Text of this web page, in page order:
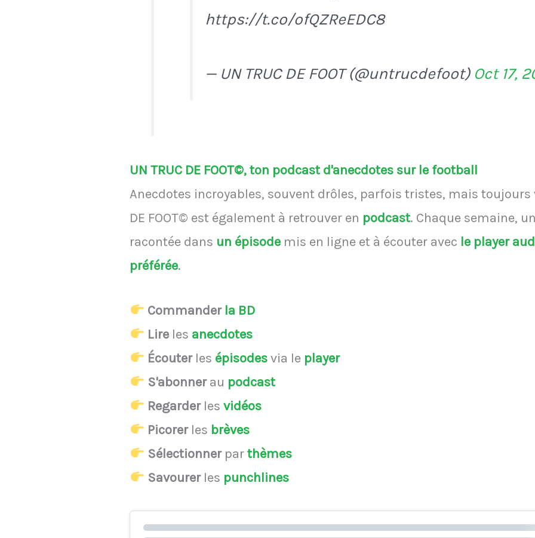
https://t.co/ofQZReEDC8
— UN TRUC DE FOOT (@untrucdefoot) Oct 17,
UN TRUC DE FOOT©, ton podcast d'anecdotes sur le football
Anecdotes incroyables, souvent drôles, parfois tristes, mais toujours
DE FOOT© est également à retrouver en podcast. Chaque semaine,
racontée dans un épisode mis en ligne et à écouter avec le player
préférée.
Commander la BD
Lire les anecdotes
Écouterles épisodesvia le player
S'abonnerau podcast
Regarderlesvidéos
Picorerles brèves
Sélectionnerparthèmes
Savourerles punchlines